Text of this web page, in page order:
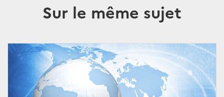
Sur le même sujet